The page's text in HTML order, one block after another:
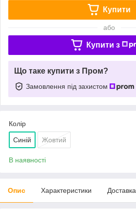
Купити
або
Купити з
Що таке купити з Пром?
Замовлення під захистом
Колір
Синій Жовтий
В наявності
Опис Характеристики Доставка